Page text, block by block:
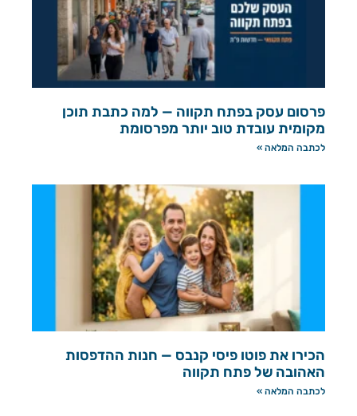
פרסום עסק בפתח תקווה — למה כתבת תוכן
מקומית עובדת טוב יותר מפרסומת
לכתבה המלאה »
הכירו את פוטו פיסי קנבס — חנות ההדפסות
האהובה של פתח תקווה
לכתבה המלאה »